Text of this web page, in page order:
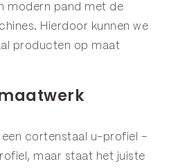
modern pand met de
Hierdoor kunnen we
producten op maat
een cortenstaal u-profiel –
maar staat het juiste